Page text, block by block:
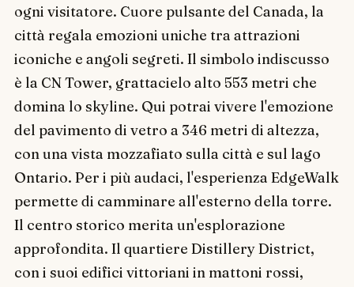
ogni visitatore. Cuore pulsante del Canada, la
città regala emozioni uniche tra attrazioni
iconiche e angoli segreti. Il simbolo indiscusso
è la CN Tower, grattacielo alto 553 metri che
domina lo skyline. Qui potrai vivere l'emozione
del pavimento di vetro a 346 metri di altezza,
con una vista mozzafiato sulla città e sul lago
Ontario. Per i più audaci, l'esperienza EdgeWalk
permette di camminare all'esterno della torre.
Il centro storico merita un'esplorazione
approfondita. Il quartiere Distillery District,
con i suoi edifici vittoriani in mattoni rossi,